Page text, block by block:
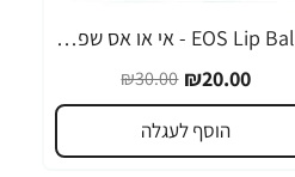
EOS Lip Balm - אי או אס שפתון לחות בטעם וניל מנטה - בבית EOS
₪20.00
₪30.00
הוסף לעגלה